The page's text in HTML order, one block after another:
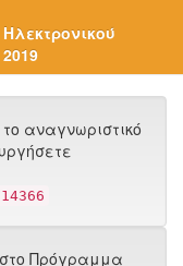
αναγνωριστικό
Πρόγραμμα